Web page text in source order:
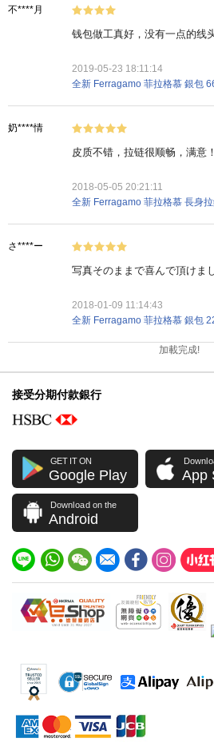
不****月
钱包做工真好，没有一点的线
2019-05-23 18:11:14
全新 Ferragamo 菲拉格慕 銀包
奶****情
皮质不错，拉链很顺畅，满意！
2018-05-05 20:21:11
さ****ー
写真そのままで喜んで頂けま
2018-01-09 11:14:43
全新 Ferragamo 菲拉格慕 銀包
加載完成!
接受分期付款銀行
GET IT ON
Google Play App
Download on the
Android